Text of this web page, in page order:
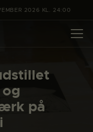
2026 KL. 24:00
på